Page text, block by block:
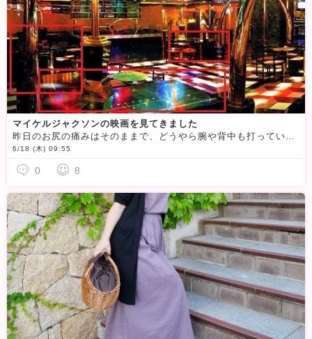
マイケルジャクソンの映画を見てきました
6/18 (木) 09:55
0 8